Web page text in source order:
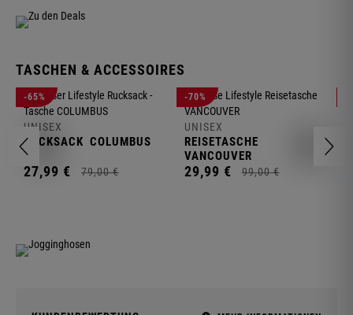
TASCHEN & ACCESSOIRES
-65%
UNISEX
RUCKSACK COLUMBUS
27,99 € 79,00 €
-70%
UNISEX
REISETASCHE
VANCOUVER
29,99 € 99,00 €